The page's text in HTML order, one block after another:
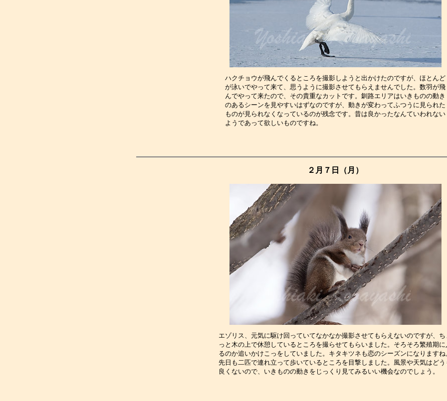
ハクチョウが飛んでくるところを撮影しようと出かけたのですが、ほとんど
が泳いでやって来て、思うように撮影させてもらえませんでした。数羽が飛
んでやって来たので、その貴重なカットです。釧路エリアはいきものの動き
のあるシーンを見やすいはずなのですが、動きが変わってふつうに見られた
ものが見られなくなっているのが残念です。昔は良かったなんていわれない
ようであって欲しいものですね。
２月７日（月）
エゾリス、元気に駆け回っていてなかなか撮影させてもらえないのですが、ち
っと木の上で休憩しているところを撮らせてもらいました。そろそろ繁殖期に
るのか追いかけこっをしていました。キタキツネも恋のシーズンになりますね
先日も二匹で連れ立って歩いているところを目撃しました。風景や天気はどう
良くないので、いきものの動きをじっくり見てみるいい機会なのでしょう